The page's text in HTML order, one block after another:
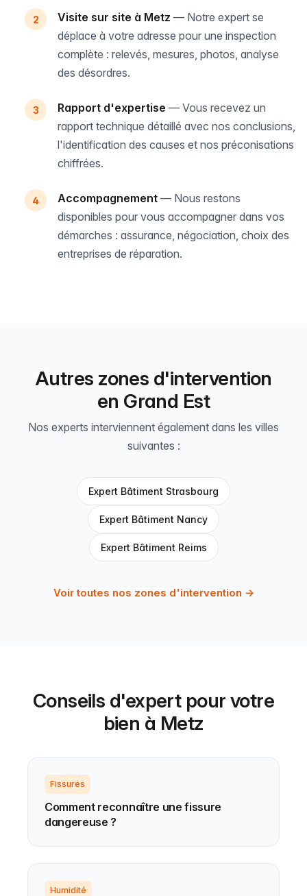
Visite sur site à Metz — Notre expert se
déplace à votre adresse pour une inspection
complète : relevés, mesures, photos, analyse
des désordres.
Rapport d'expertise — Vous recevez un
rapport technique détaillé avec nos conclusions,
l'identification des causes et nos préconisations
chiffrées.
Accompagnement — Nous restons
disponibles pour vous accompagner dans vos
démarches : assurance, négociation, choix des
entreprises de réparation.
Autres zones d'intervention
en Grand Est
Nos experts interviennent également dans les villes
suivantes :
Expert Bâtiment Strasbourg
Expert Bâtiment Nancy
Expert Bâtiment Reims
Voir toutes nos zones d'intervention →
Conseils d'expert pour votre
bien à Metz
Fissures
Comment reconnaître une fissure
dangereuse ?
Humidité